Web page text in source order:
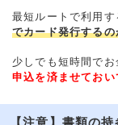
最短ルートで利用す
でカード発行する
少しでも短時間でお
申込を済ませておい
【注意】書類の